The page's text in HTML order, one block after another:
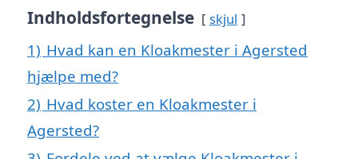
Indholdsfortegnelse skjul
1) Hvad kan en Kloakmester i Agersted
hjælpe med?
2) Hvad koster en Kloakmester i
Agersted?